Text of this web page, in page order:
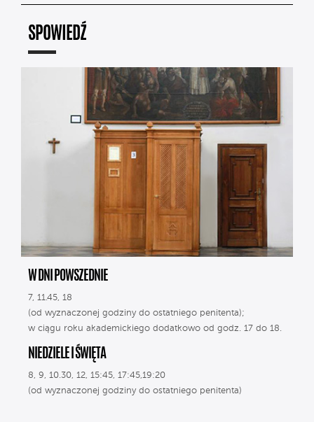
SPOWIEDŹ
W DNI POWSZEDNIE
7, 11.45, 18
(od wyznaczonej godziny do ostatniego penitenta);
w ciągu roku akademickiego dodatkowo od godz. 17 do 18.
NIEDZIELE I ŚWIĘTA
8, 9, 10.30, 12, 15:45, 17:45,19:20
(od wyznaczonej godziny do ostatniego penitenta)